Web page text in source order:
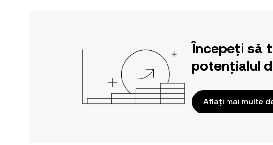
Începeți să
potențialul
Aflați mai multe